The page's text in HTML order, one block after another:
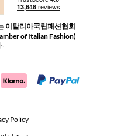
이탈리아국립패션협회
of Italian Fashion)
.
Policy